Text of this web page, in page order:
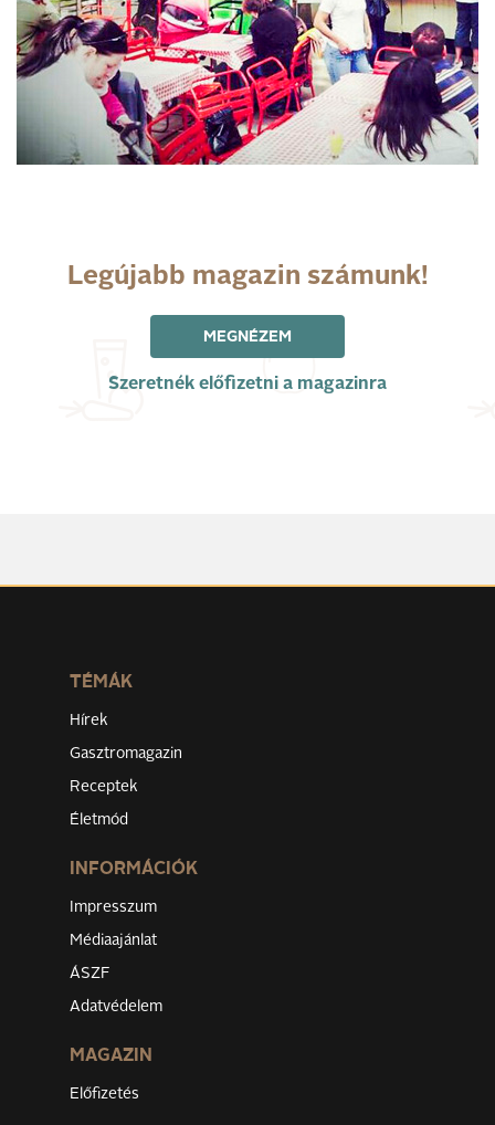
Legújabb magazin számunk!
MEGNÉZEM
Szeretnék előfizetni a magazinra
TÉMÁK
Hírek
Gasztromagazin
Receptek
Életmód
INFORMÁCIÓK
Impresszum
Médiaajánlat
ÁSZF
Adatvédelem
MAGAZIN
Előfizetés